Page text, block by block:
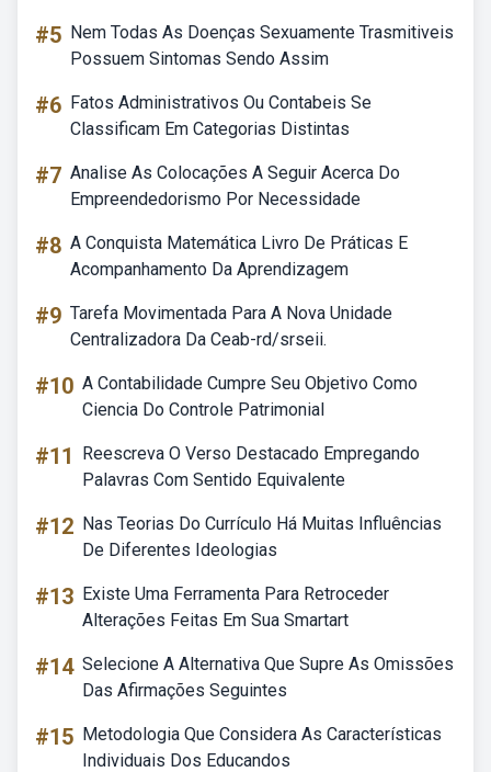
#5 Nem Todas As Doenças Sexuamente Trasmitiveis
Possuem Sintomas Sendo Assim
#6 Fatos Administrativos Ou Contabeis Se
Classificam Em Categorias Distintas
#7 Analise As Colocações A Seguir Acerca Do
Empreendedorismo Por Necessidade
#8 A Conquista Matemática Livro De Práticas E
Acompanhamento Da Aprendizagem
#9 Tarefa Movimentada Para A Nova Unidade
Centralizadora Da Ceab-rd/srseii.
#10 A Contabilidade Cumpre Seu Objetivo Como
Ciencia Do Controle Patrimonial
#11
Reescreva O Verso Destacado Empregando
Palavras Com Sentido Equivalente
#12 Nas Teorias Do Currículo Há Muitas Influências
De Diferentes Ideologias
#13 Existe Uma Ferramenta Para Retroceder
Alterações Feitas Em Sua Smartart
#14 Selecione A Alternativa Que Supre As Omissões
Das Afirmações Seguintes
#15 Metodologia Que Considera As Características
Individuais Dos Educandos